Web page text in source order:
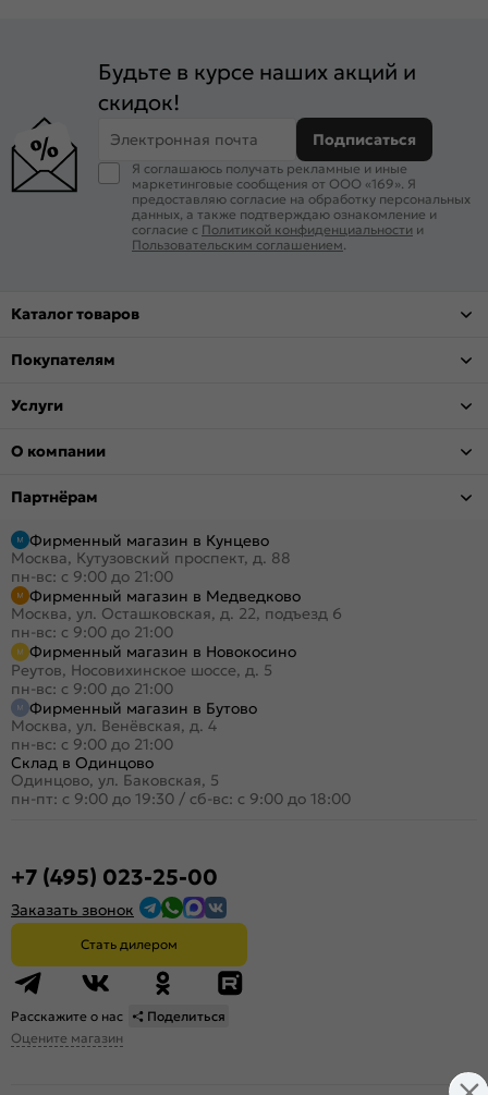
Будьте в курсе наших акций и
скидок!
Электронная почта Подписаться
Я соглашаюсь получать рекламные и иные
маркетинговые сообщения от ООО «169». Я
предоставляю согласие на обработку персональных
данных, а также подтверждаю ознакомление и
согласие с Политикой конфиденциальности и
Пользовательским соглашением.
Каталог товаров
Покупателям
Услуги
О компании
Партнёрам
Фирменный магазин в Кунцево
Москва, Кутузовский проспект, д. 88
пн-вс: с 9:00 до 21:00
Фирменный магазин в Медведково
Москва, ул. Осташковская, д. 22, подъезд 6
пн-вс: с 9:00 до 21:00
Фирменный магазин в Новокосино
Реутов, Носовихинское шоссе, д. 5
пн-вс: с 9:00 до 21:00
Фирменный магазин в Бутово
Москва, ул. Венёвская, д. 4
пн-вс: с 9:00 до 21:00
Склад в Одинцово
Одинцово, ул. Баковская, 5
пн-пт: с 9:00 до 19:30 / сб-вс: с 9:00 до 18:00
+7 (495) 023-25-00
Заказать звонок
Стать дилером
Расскажите о нас
Поделиться
Оцените магазин